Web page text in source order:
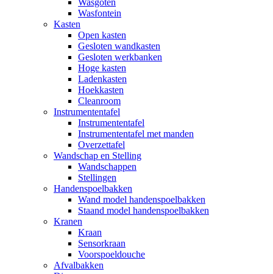
Wasfontein
Kasten
Open kasten
Gesloten wandkasten
Gesloten werkbanken
Hoge kasten
Ladenkasten
Hoekkasten
Cleanroom
Instrumententafel
Instrumententafel
Instrumententafel met manden
Overzettafel
Wandschap en Stelling
Wandschappen
Stellingen
Handenspoelbakken
Wand model handenspoelbakken
Staand model handenspoelbakken
Kranen
Kraan
Sensorkraan
Voorspoeldouche
Afvalbakken